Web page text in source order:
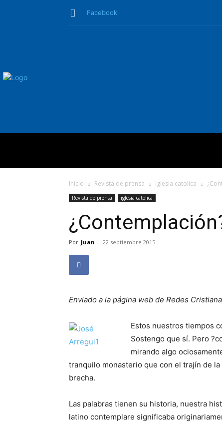
Facebook
Inicio Revista de prensa iglesia catolica
Revista de prensa iglesia catolica
Por Juan - 22 septiembre 2015
Enviado a la página web de Redes
Estos nuestros tiempos
Sostengo que sí. Pero
mirando algo
tranquilo monasterio que con el trajín de
brecha.
Las palabras tienen su historia, nuestra
latino contemplare significaba